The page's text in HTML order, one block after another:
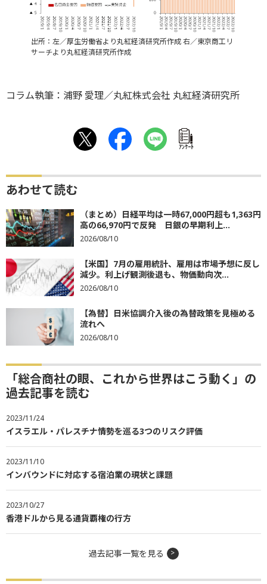
出所：左／厚生労働省より丸紅経済研究所作成 右／東京商工リ
サーチより丸紅経済研究所作成
コラム執筆：浦野 愛理／丸紅株式会社 丸紅経済研究所
ｱﾝｹｰﾄ
あわせて読む
（まとめ）日経平均は一時67,000円超も1,363円
高の66,970円で反発 日銀の早期利上...
2026/08/10
【米国】7月の雇用統計、雇用は市場予想に反し
減少。利上げ観測後退も、物価動向次...
2026/08/10
【為替】日米協調介入後の為替政策を見極める
流れへ
2026/08/10
「総合商社の眼、これから世界はこう動く」の
過去記事を読む
2023/11/24
イスラエル・パレスチナ情勢を巡る3つのリスク評価
2023/11/10
インバウンドに対応する宿泊業の現状と課題
2023/10/27
香港ドルから見る通貨覇権の行方
過去記事一覧を見る